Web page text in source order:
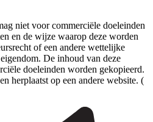
niet voor commerciële doeleinden
en de wijze waarop deze worden
of een andere wettelijke
De inhoud van deze
doeleinden worden gekopieerd.
herplaatst op een andere website. (